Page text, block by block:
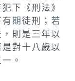
下《刑法》
期徒刑；若
則是三年以
對十八歲以
。